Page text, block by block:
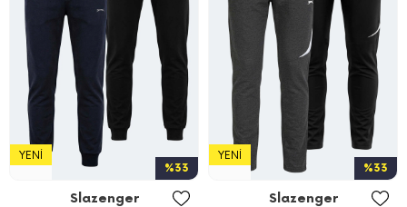
%33
YENI
Slazenger
%33
YENI
Slazenger